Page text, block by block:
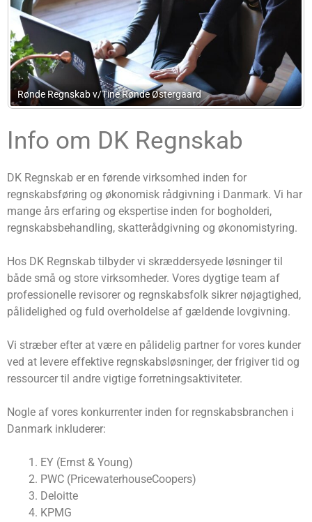
Rønde Regnskab v/Tine Rønde Østergaard
Info om DK Regnskab
DK Regnskab er en førende virksomhed inden for
regnskabsføring og økonomisk rådgivning i Danmark. Vi har
mange års erfaring og ekspertise inden for bogholderi,
regnskabsbehandling, skatterådgivning og økonomistyring.
Hos DK Regnskab tilbyder vi skræddersyede løsninger til
både små og store virksomheder. Vores dygtige team af
professionelle revisorer og regnskabsfolk sikrer nøjagtighed,
pålidelighed og fuld overholdelse af gældende lovgivning.
Vi stræber efter at være en pålidelig partner for vores kunder
ved at levere effektive regnskabsløsninger, der frigiver tid og
ressourcer til andre vigtige forretningsaktiviteter.
Nogle af vores konkurrenter inden for regnskabsbranchen i
Danmark inkluderer:
EY (Ernst & Young)
PWC (PricewaterhouseCoopers)
Deloitte
KPMG